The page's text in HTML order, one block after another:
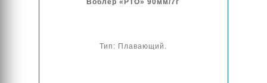
Воблер «РТО» 90мм/7г
Тип: Плавающий.